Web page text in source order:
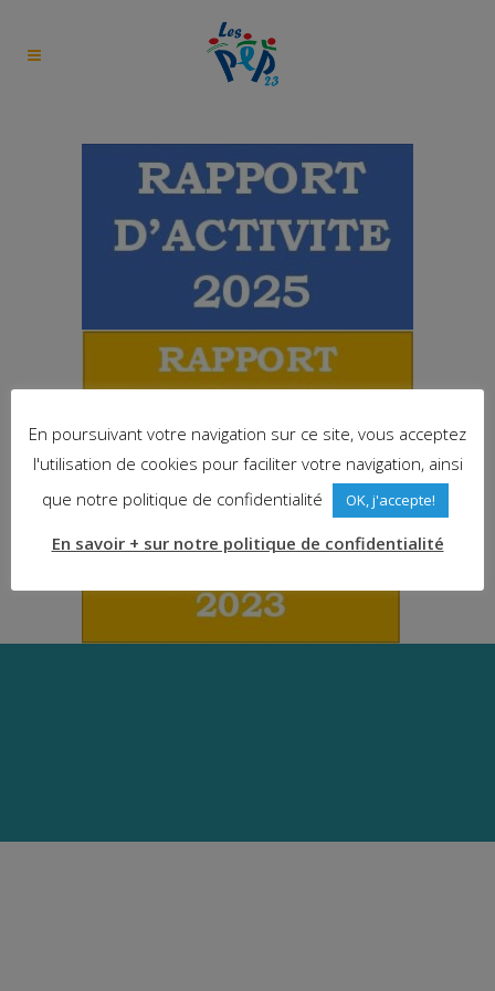
En poursuivant votre navigation sur ce site, vous acceptez
l'utilisation de cookies pour faciliter votre navigation, ainsi
que notre politique de confidentialité
OK, j'accepte!
En savoir + sur notre politique de confidentialité